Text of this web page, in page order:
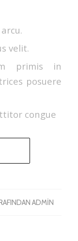
velit.
primis in
posuere
congue
ADMIN